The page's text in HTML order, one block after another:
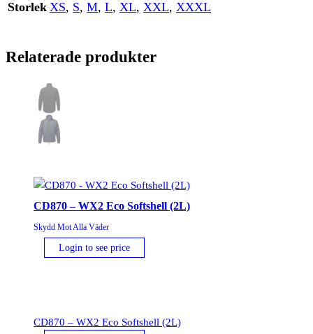
Storlek XS, S, M, L, XL, XXL, XXXL
Relaterade produkter
CD870 – WX2 Eco Softshell (2L)
Skydd Mot Alla Väder
Login to see price
CD870 – WX2 Eco Softshell (2L)